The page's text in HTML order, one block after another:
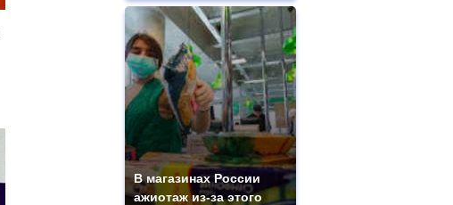
В магазинах России
ажиотаж из-за этого